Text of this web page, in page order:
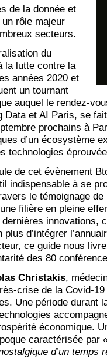
de la donnée et
un rôle majeur
secteurs.
du
la lutte contre la
années 2020 et
un tournant
auquel le rendez-
Data et AI Paris, se
prochains à
d’un écosystème
technologies
de cet évènement
indispensable à se
le témoignage
filière en pleine
innovations,
plus d’intégrer
ce guide nous
des 80
Christakis,
crise de la Covid-
Une période durant
économique.
caractérisée par
d’un temps